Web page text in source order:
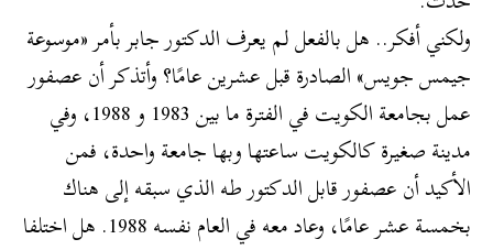
ولكني أفكر.. هل بالفعل لم يعرف الدكتور جابر بأمر «موسوعة
جيمس جويس» الصادرة قبل عشرين عامًا؟ وأتذكر أن عصفور
عمل بجامعة الكويت في الفترة ما بين 1983 و 1988، وفي
مدينة صغيرة كالكويت ساعتها وبها جامعة واحدة، فمن
الأكيد أن عصفور قابل الدكتور طه الذي سبقه إلى هناك
بخمسة عشر عامًا، وعاد معه في العام نفسه 1988. هل اختلفا